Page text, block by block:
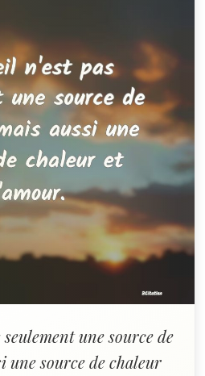
une source de
une source de chaleur